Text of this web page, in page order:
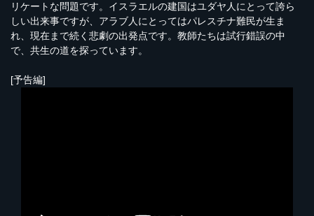
リケートな問題です。イスラエルの建国はユダヤ人にとって誇ら
しい出来事ですが、アラブ人にとってはパレスチナ難民が生ま
れ、現在まで続く悲劇の出発点です。教師たちは試行錯誤の中
で、共生の道を探っています。
[予告編]